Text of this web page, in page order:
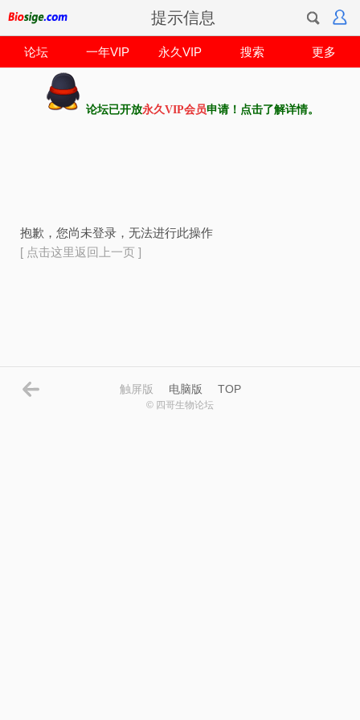
提示信息
论坛 一年VIP 永久VIP 搜索 更多
论坛已开放永久VIP会员申请！点击了解详情。
抱歉，您尚未登录，无法进行此操作
[ 点击这里返回上一页 ]
触屏版 电脑版 TOP
© 四哥生物论坛